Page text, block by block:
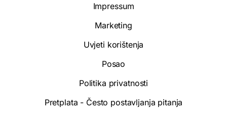
Impressum
Marketing
Uvjeti korištenja
Posao
Politika privatnosti
Pretplata - Često postavljanja pitanja